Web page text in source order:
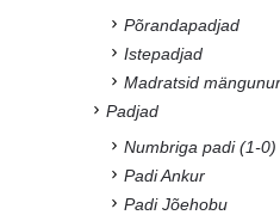
Põrandapadjad
Istepadjad
Madratsid
Padjad
Numbriga padi (1-0)
Padi Ankur
Padi Jõehobu